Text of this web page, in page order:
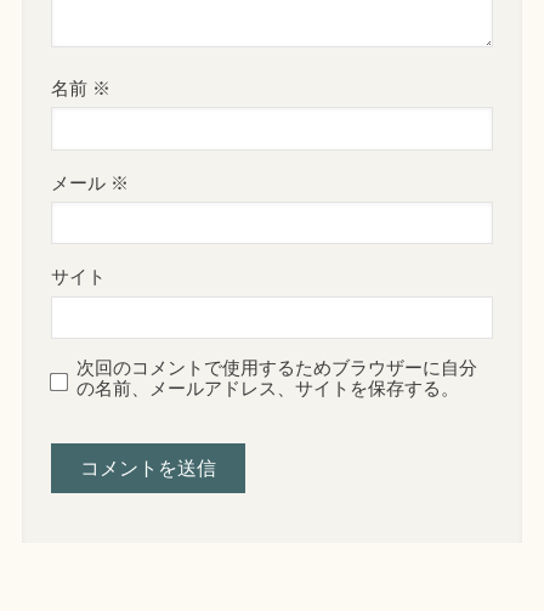
名前 ※
メール ※
サイト
次回のコメントで使用するためブラウザーに自分
の名前、メールアドレス、サイトを保存する。